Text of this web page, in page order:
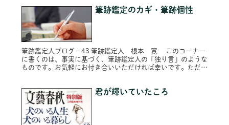
筆跡鑑定のカギ・筆跡個性
筆跡鑑定人ブログ－43 筆跡鑑定人 根本 寛 このコーナー
に書くのは、事実に基づく、筆跡鑑定人の「独り言」のような
ものです。お気軽にお付き合いいただければ幸いです。ただ
君が輝いていたころ